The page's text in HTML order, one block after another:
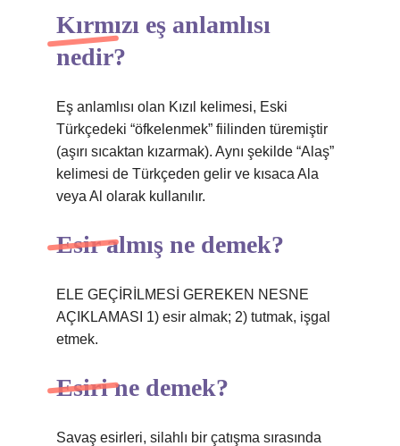
Kırmızı eş anlamlısı
nedir?
Eş anlamlısı olan Kızıl kelimesi, Eski
Türkçedeki “öfkelenmek” fiilinden türemiştir
(aşırı sıcaktan kızarmak). Aynı şekilde “Alaş”
kelimesi de Türkçeden gelir ve kısaca Ala
veya Al olarak kullanılır.
Esir almış ne demek?
ELE GEÇİRİLMESİ GEREKEN NESNE
AÇIKLAMASI 1) esir almak; 2) tutmak, işgal
etmek.
Esiri ne demek?
Savaş esirleri, silahlı bir çatışma sırasında